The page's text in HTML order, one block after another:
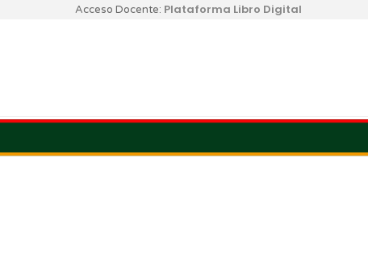
Acceso Docente: Plataforma Libro Digital